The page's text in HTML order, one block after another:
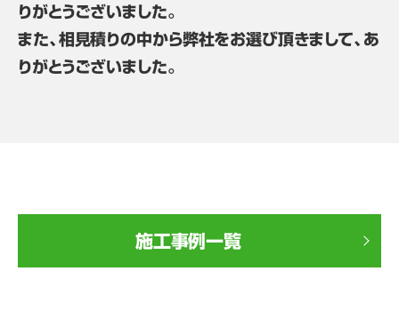
りがとうございました。
また、相見積りの中から弊社をお選び頂きまして、あ
りがとうございました。
施工事例一覧